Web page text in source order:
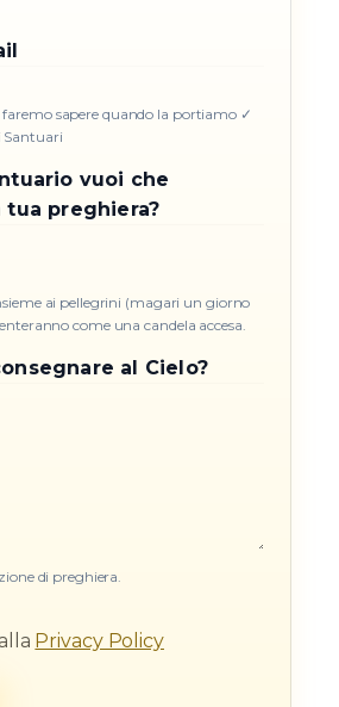
sapere quando la portiamo ✓
Santuari
vuoi che
preghiera?
ai pellegrini (magari un giorno
come una candela accesa.
al Cielo?
di preghiera.
Privacy Policy